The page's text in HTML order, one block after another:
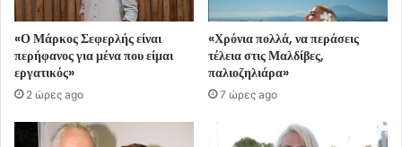
«Ο Μάρκος Σεφερλής είναι
περήφανος για μένα που είμαι
εργατικός»
2 ώρες ago
«Χρόνια πολλά, να περάσεις
τέλεια στις Μαλδίβες,
παλιοζηλιάρα»
7 ώρες ago